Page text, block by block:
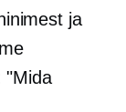
ja
"Mida